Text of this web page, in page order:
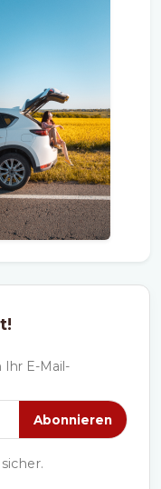
Ihr E-Mail-
Abonnieren